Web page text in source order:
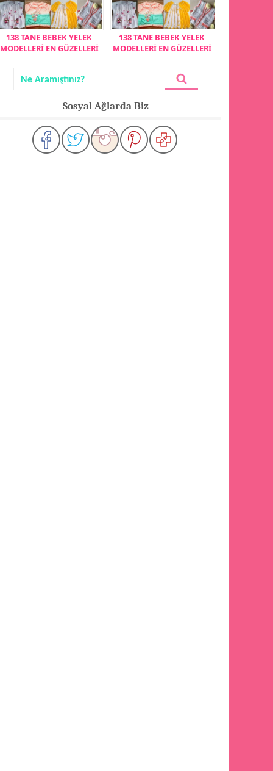
138 TANE BEBEK YELEK
MODELLERİ EN GÜZELLERİ
138 TANE BEBEK YELEK
MODELLERİ EN GÜZELLERİ
Sosyal Ağlarda Biz